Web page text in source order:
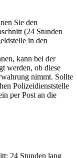
Sie den
(24 Stunden
in den
kann bei der
werden, ob diese
nimmt. Sollte
Polizeidienststelle
per Post an die
24 Stunden lang